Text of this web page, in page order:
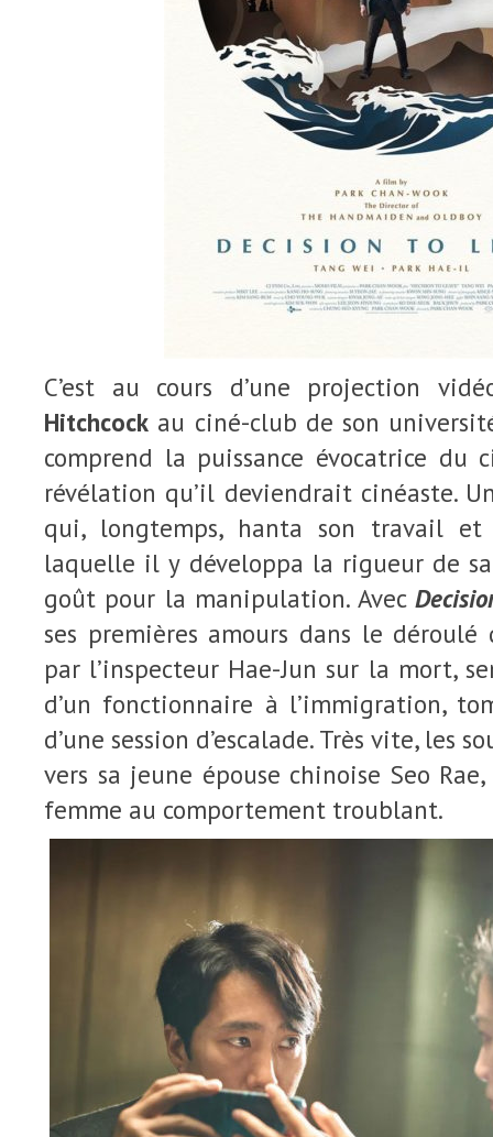
C’est au cours d’une projection
Hitchcock au ciné-club de son
comprend la puissance évocatrice du
révélation qu’il deviendrait cinéaste.
qui, longtemps, hanta son travail et
laquelle il y développa la rigueur de
goût pour la manipulation. Avec
ses premières amours dans le déroulé
par l’inspecteur Hae-Jun sur la mort,
d’un fonctionnaire à l’immigration,
d’une session d’escalade. Très vite, les
vers sa jeune épouse chinoise Seo
femme au comportement troublant.